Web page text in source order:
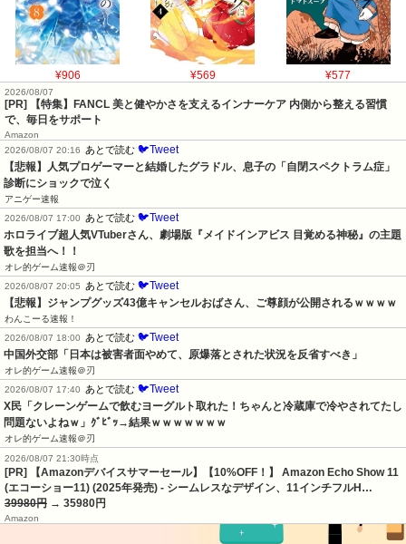
¥906 ¥569 ¥577
2026/08/07
[PR] 【特集】FANCL 美と健やかさを支えるインナーケア 内側から整える習慣
で、毎日をサポート
Amazon
2026/08/07 20:16
あとで読む 🐦Tweet
【悲報】人気プロゲーマーと結婚したグラドル、息子の「自閉スペクトラム症」
診断にショックで泣く
アニゲー速報
2026/08/07 17:00
あとで読む 🐦Tweet
ホロライブ超人気VTuberさん、劇場版『メイドインアビス 目覚める神秘』の主題
歌を担当へ！！
オレ的ゲーム速報＠刃
2026/08/07 20:05
あとで読む 🐦Tweet
【悲報】ジャンプグッズ43億キャンセルおばさん、ご尊顔が公開されるｗｗｗｗ
わんこーる速報！
2026/08/07 18:00
あとで読む 🐦Tweet
中国外交部「日本は被害者面やめて、原爆落とされた状況を反省すべき」
オレ的ゲーム速報＠刃
2026/08/07 17:40
あとで読む 🐦Tweet
X民「クレーンゲームで飲むヨーグルト取れた！ちゃんと冷蔵庫で冷やされてたし
問題ないよねｗ」ｸﾞﾋﾞｯ→結果ｗｗｗｗｗｗｗ
オレ的ゲーム速報＠刃
2026/08/07 21:30時点
[PR] 【Amazonデバイスサマーセール】【10%OFF！】 Amazon Echo Show 11
(エコーショー11) (2025年発売) - シームレスなデザイン、11インチフルH…
39980円 → 35980円
Amazon